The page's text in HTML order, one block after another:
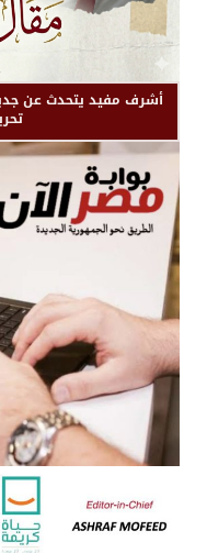
أشرف مفيد يتحدث عن